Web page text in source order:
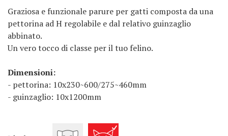
Graziosa e funzionale parure per gatti composta da una
pettorina ad H regolabile e dal relativo guinzaglio
abbinato.
Un vero tocco di classe per il tuo felino.
Dimensioni:
- pettorina: 10x230~600/275~460mm
- guinzaglio: 10x1200mm